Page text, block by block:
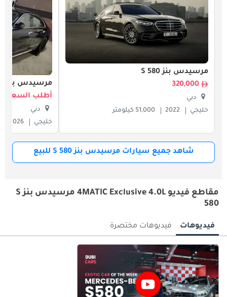
مرسيدس بنز S 580
320,000
دبي
خليجي
2022 51,000 كيلومتر
مرسيدس بنز S 580
أطلب السعر
دبي
خليجي
2026
شاهد جميع سيارات مرسيدس بنز S 580 للبيع
مقاطع فيديو 4MATIC Exclusive 4.0L مرسيدس بنز S
580
فيديوهات فيديوهات مختصرة